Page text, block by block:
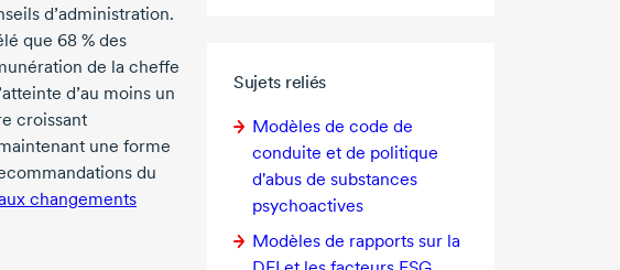
Sujets reliés
Modèles de code de
conduite et de politique
d'abus de substances
psychoactives
Modèles de rapports sur la
d’administration.
que 68 % des
de la cheffe
d’au moins un
croissant
une forme
du
changements